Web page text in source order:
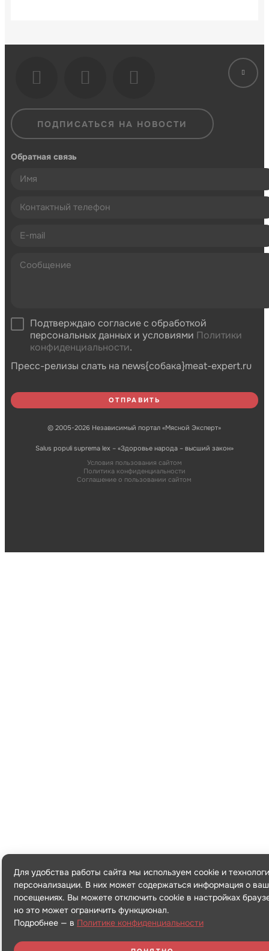
ПОДПИСАТЬСЯ НА НОВОСТИ
Обратная связь
Подтверждаю согласие с обработкой
персональных данных и условиями Политики
конфиденциальности.
Пресс-релизы слать на news{собака}meat-expert.ru
© 2005-2026 Независимый портал «Мясной Эксперт»
Salus populi suprema lex – «Здоровье народа – высший закон»
Условия пользования сайтом
Политика конфиденциальности
Соглашение о пользовании сайтом
Для удобства работы сайта мы используем cookie и
персонализации. В них может содержаться информация о
посещениях. Вы можете отключить cookie в настройках
но это может ограничить функционал.
Подробнее — в Политике конфиденциальности